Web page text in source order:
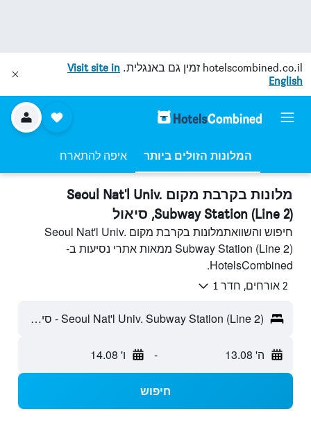
hotelscombined.co.il זמין גם באנגלית. Visit site in
English
המלונות הזולים ביותר איפה להתארח
מלונות בקרבת מקום Seoul Nat'l Univ.
Subway Station (Line 2), סיאול
חיפוש והשוואתמלונות בקרבת מקום Seoul Nat'l Univ.
Subway Station (Line 2) ממאות אתרי נסיעות ב-
HotelsCombined.
2 אורחים, חדר 1
Seoul Nat'l Univ. Subway Station (Line 2) - סיאול, דרום קוריאה
ה' 13.08 - ו' 14.08
חיפוש